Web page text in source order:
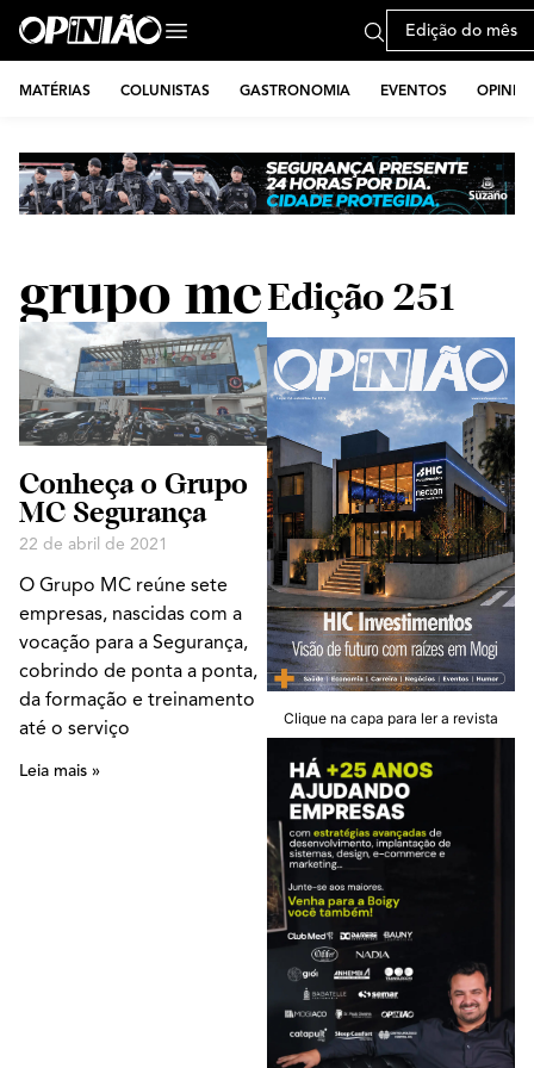
Edição do mês
MATÉRIAS COLUNISTAS GASTRONOMIA EVENTOS
grupo mc
Conheça o Grupo
MC Segurança
22 de abril de 2021
O Grupo MC reúne sete
empresas, nascidas com a
vocação para a Segurança,
cobrindo de ponta a ponta,
da formação e treinamento
até o serviço
Leia mais »
Edição 251
Clique na capa para ler a revista